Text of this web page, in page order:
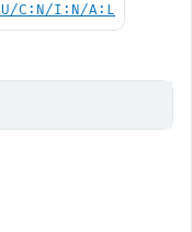
C:N/I:N/A:L